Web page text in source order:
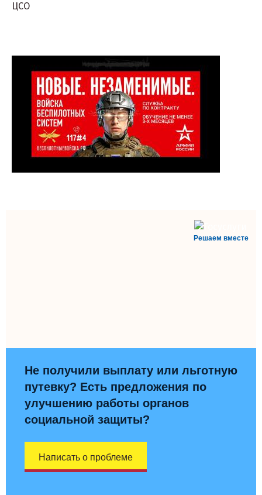
ЦСО
Решаем вместе
Не получили выплату или льготную
путевку? Есть предложения по
улучшению работы органов
социальной защиты?
Написать о проблеме